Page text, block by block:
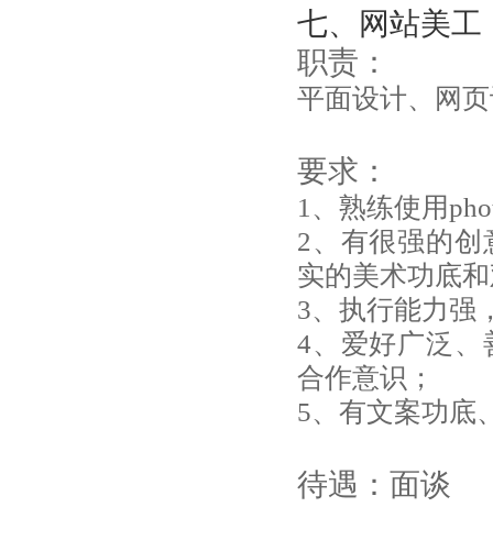
七、网站美工
职责：
平面设计、网
要求：
1、熟练使用
2、有很强的
实的美术功底
3、执行能力强
4、爱好广泛、
合作意识；
5、有文案功底
待遇：面谈